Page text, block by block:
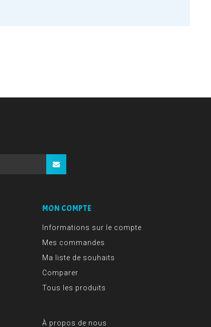
MON COMPTE
Informations sur le compte
Mes commandes
Ma liste de souhaits
Comparer
Tous les produits
À propos de nous